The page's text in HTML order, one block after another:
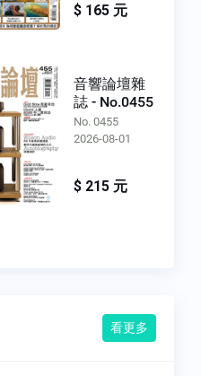
$ 165 元
音響論壇雜
誌 - No.0455
No. 0455
2026-08-01
$ 215 元
看更多